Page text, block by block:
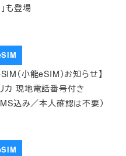
」も登場
（小龍eSIM）お知らせ】
リカ 現地電話番号付き
込み／本人確認は不要）